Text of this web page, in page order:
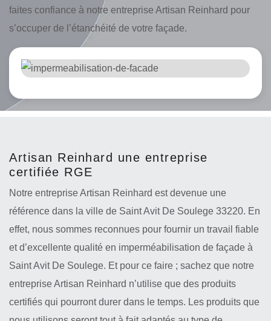
faites confiance à notre entreprise Artisan Reinhard pour
s’occuper de l’étanchéité de votre façade.
Artisan Reinhard une entreprise
certifiée RGE
Notre entreprise Artisan Reinhard est devenue une
référence dans la ville de Saint Avit De Soulege 33220. En
effet, nous sommes reconnues pour fournir un travail fiable
et d’excellente qualité en imperméabilisation de façade à
Saint Avit De Soulege. Et pour ce faire ; sachez que notre
entreprise Artisan Reinhard n’utilise que des produits
certifiés qui pourront durer dans le temps. Les produits que